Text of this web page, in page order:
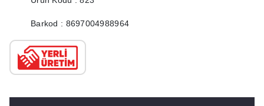
Barkod : 8697004988964